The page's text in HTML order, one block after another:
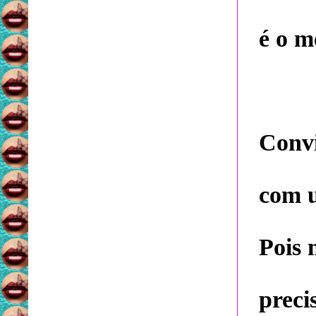
é o
com
Pois